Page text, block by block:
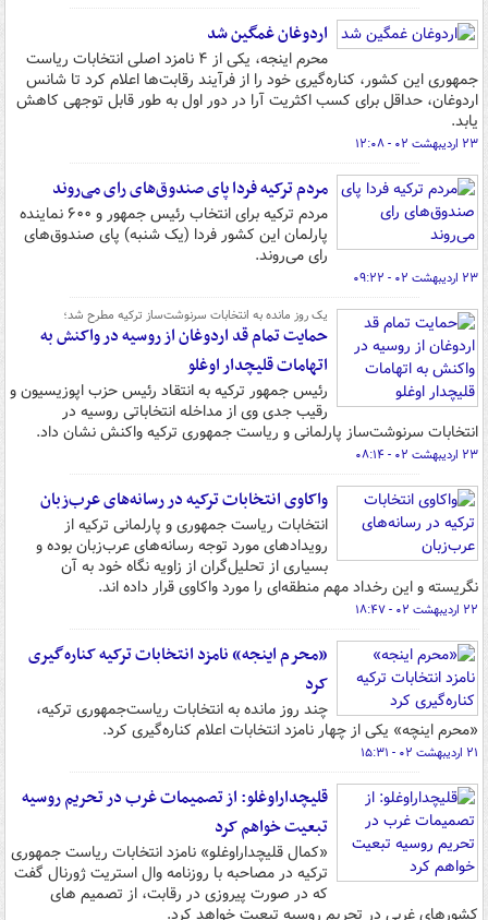
اردوغان غمگین شد
محرم اینجه، یکی از ۴ نامزد اصلی انتخابات ریاست
جمهوری این کشور، کناره‌گیری خود را از فرآیند رقابت‌ها اعلام کرد تا شانس
اردوغان، حداقل برای کسب اکثریت آرا در دور اول به طور قابل توجهی کاهش
یابد.
۲۳ اردیبهشت ۰۲ - ۱۲:۰۸
مردم ترکیه فردا پای صندوق‌های رای می‌روند
مردم ترکیه برای انتخاب رئیس جمهور و ۶۰۰ نماینده
پارلمان این کشور فردا (یک شنبه) پای صندوق‌های
رای می‌روند.
۲۳ اردیبهشت ۰۲ - ۰۹:۲۲
یک روز مانده به انتخابات سرنوشت‌ساز ترکیه مطرح شد؛
حمایت تمام قد اردوغان از روسیه در واکنش به
اتهامات قلیچدار اوغلو
رئیس جمهور ترکیه به انتقاد رئیس حزب اپوزیسیون و
رقیب جدی وی از مداخله انتخاباتی روسیه در
انتخابات سرنوشت‌ساز پارلمانی و ریاست جمهوری ترکیه واکنش نشان داد.
۲۳ اردیبهشت ۰۲ - ۰۸:۱۴
واکاوی انتخابات ترکیه در رسانه‌های عرب‌زبان
انتخابات ریاست جمهوری و پارلمانی ترکیه از
رویدادهای مورد توجه رسانه‌های عرب‌زبان بوده و
بسیاری از تحلیل‌گران از زاویه نگاه خود به آن
نگریسته و این رخداد مهم منطقه‌ای را مورد واکاوی قرار داده‌ اند.
۲۲ اردیبهشت ۰۲ - ۱۸:۴۷
«محرم اینجه» نامزد انتخابات ترکیه کناره‌گیری
کرد
چند روز مانده به انتخابات ریاست‌جمهوری ترکیه،
«محرم اینچه» یکی از چهار نامزد انتخابات اعلام کناره‌گیری کرد.
۲۱ اردیبهشت ۰۲ - ۱۵:۳۱
قلیچداراوغلو: از تصمیمات غرب در تحریم روسیه
تبعیت خواهم کرد
«کمال قلیچداراوغلو» نامزد انتخابات ریاست جمهوری
ترکیه در مصاحبه با روزنامه وال استریت ژورنال گفت
که در صورت پیروزی در رقابت، از تصمیم های
کشورهای غربی در تحریم روسیه تبعیت خواهد کرد.